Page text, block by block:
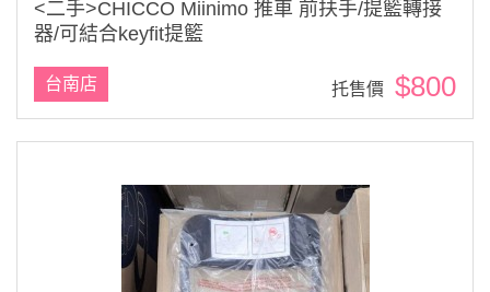
<二手>CHICCO Miinimo 推車 前扶手/提籃轉接
器/可結合keyfit提籃
$800
托售價
台南店